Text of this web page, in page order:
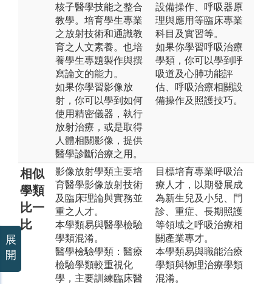
核子醫學技能之整合
教學。培育學生專業
之放射技術和通識教
育之人文素養。也培
養學生專題製作與撰
寫論文的能力。
如果你學習影像放
射，你可以學到如何
使用精密儀器，執行
放射治療，或是取得
人體相關影像，提供
醫學診斷治療之用。
設備操作、呼吸器原
理與應用等臨床專業
科目及實習等。
如果你學習呼吸治療
學類，你可以學到呼
吸道及心肺功能評
估、呼吸治療相關設
備操作及照護技巧。
相似
學類
比一
比
影像放射學類主要培
育醫學影像放射技術
及臨床理論與實務並
重之人才。
本學類易與醫學檢驗
學類混淆。
醫學檢驗學類：醫療
檢驗學類較重視化
學，主要訓練臨床醫
目標培育專業呼吸治
療人才，以期發展成
為新生兒及小兒、門
診、重症、長期照護
等領域之呼吸治療相
關產業專才。
本學類易與職能治療
學類與物理治療學類
混淆。
展
開